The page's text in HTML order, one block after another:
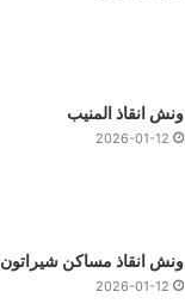
ونش انقاذ المنيب
2026-01-12
ونش انقاذ مساكن شيراتون
2026-01-12